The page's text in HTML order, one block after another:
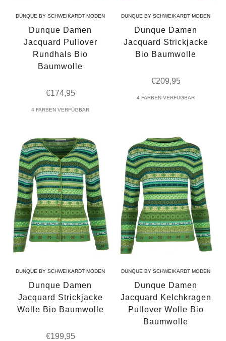
DUNQUE BY SCHWEIKARDT MODEN
Dunque Damen
Jacquard Pullover
Rundhals Bio
Baumwolle
Angebot
€174,95
4 FARBEN VERFÜGBAR
DUNQUE BY SCHWEIKARDT MODEN
Dunque Damen
Jacquard Strickjacke
Bio Baumwolle
Angebot
€209,95
4 FARBEN VERFÜGBAR
DUNQUE BY SCHWEIKARDT MODEN
Dunque Damen
Jacquard Strickjacke
Wolle Bio Baumwolle
Angebot
€199,95
DUNQUE BY SCHWEIKARDT MODEN
Dunque Damen
Jacquard Kelchkragen
Pullover Wolle Bio
Baumwolle